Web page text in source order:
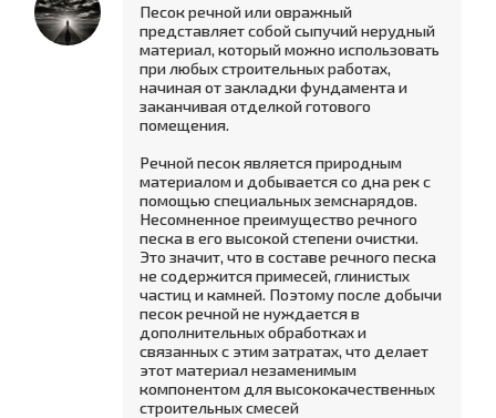
Песок речной или овражный
представляет собой сыпучий нерудный
материал, который можно использовать
при любых строительных работах,
начиная от закладки фундамента и
заканчивая отделкой готового
помещения.
Речной песок является природным
материалом и добывается со дна рек с
помощью специальных земснарядов.
Несомненное преимущество речного
песка в его высокой степени очистки.
Это значит, что в составе речного песка
не содержится примесей, глинистых
частиц и камней. Поэтому после добычи
песок речной не нуждается в
дополнительных обработках и
связанных с этим затратах, что делает
этот материал незаменимым
компонентом для высококачественных
строительных смесей